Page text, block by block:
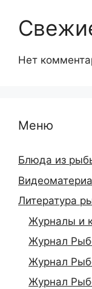
Нет
Меню
Блюда из
Литература
Журналы и
Журнал
Журнал
Журнал